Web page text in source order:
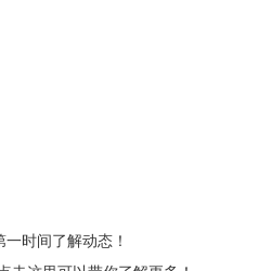
时间了解动态！